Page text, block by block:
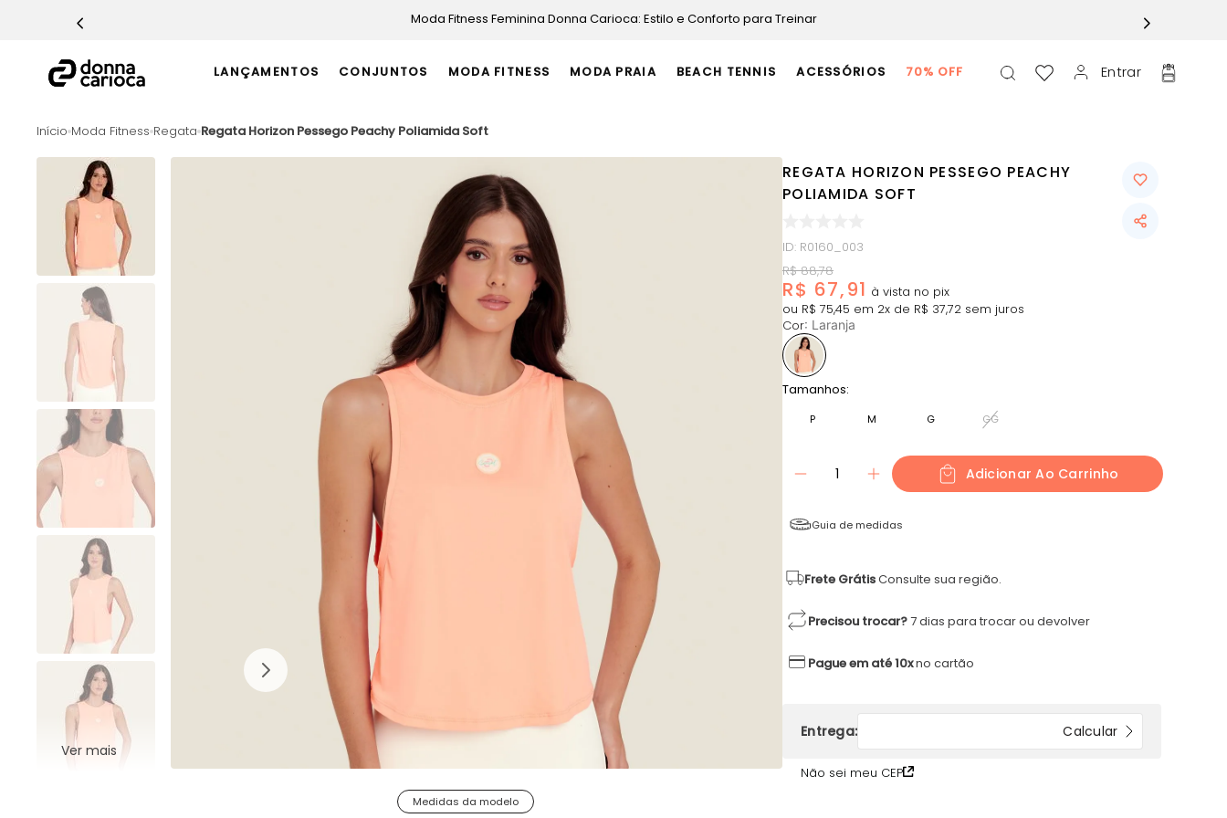
Moda Fitness Feminina Donna Carioca: Estilo e Conforto para Treinar
LANÇAMENTOS CONJUNTOS MODA FITNESS MODA PRAIA BEACH TENNIS ACESSÓRIOS 70% OFF Entrar
Moda Fitness Regata Regata Horizon Pessego Peachy Poliamida Soft
Ver mais
REGATA HORIZON PESSEGO PEACHY
POLIAMIDA SOFT
ID: R0160_003
R$ 88,78
R$ 67,91
ou R$ 75,45 em 2x de R$ 37,72 sem juros
Cor: Laranja
Tamanhos:
P M G GG
1 Adicionar Ao Carrinho
Guia de medidas
Frete GrátisConsulte sua região.
Precisou trocar?7 dias para trocar ou devolver
Pague em até 10xno cartão
Não sei meu CEP
Medidas da modelo
TERMOS MAIS BUSCADOS
Macacão
Casaco
Conjunto
Challenge Azul
Epic Vermelho
Ultimate Rosa
Macaquinho